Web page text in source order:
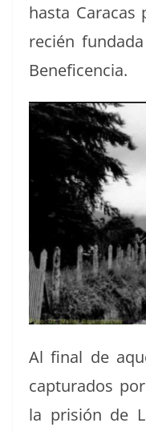
has­ta
recién
Beneficencia.
Al final de
cap­tura­dos
la prisión de